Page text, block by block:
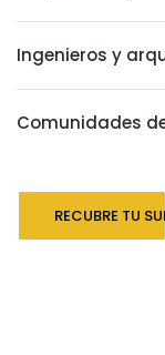
Ingenieros y
Comunidades
RECUBRE TU